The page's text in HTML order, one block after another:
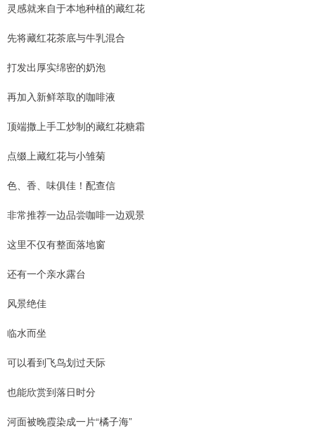
灵感就来自于本地种植的藏红花
先将藏红花茶底与牛乳混合
打发出厚实绵密的奶泡
再加入新鲜萃取的咖啡液
顶端撒上手工炒制的藏红花糖霜
点缀上藏红花与小雏菊
色、香、味俱佳！配查信
非常推荐一边品尝咖啡一边观景
这里不仅有整面落地窗
还有一个亲水露台
风景绝佳
临水而坐
可以看到飞鸟划过天际
也能欣赏到落日时分
河面被晚霞染成一片“橘子海”